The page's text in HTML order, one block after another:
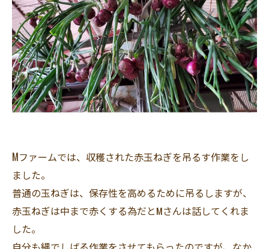
Mファームでは、収穫された赤玉ねぎを吊るす作業をし
ました。
普通の玉ねぎは、保存性を高めるために吊るしますが、
赤玉ねぎは中まで赤くする為だとMさんは話してくれま
した。